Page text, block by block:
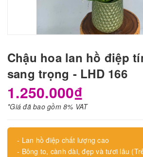
Chậu hoa lan hồ điệp
sang trọng - LHD 166
1.250.000₫
*Giá đã bao gồm 8% VAT
- Lan hồ điệp chất lượng cao
- Bông to, cành dài, đẹp và tươi lâu